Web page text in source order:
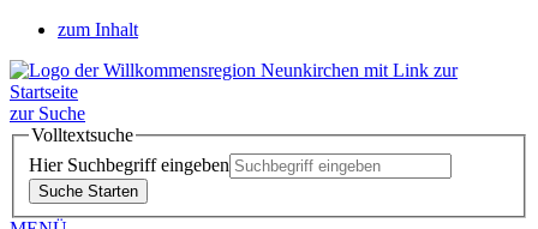
zum Inhalt
zur Suche
Volltextsuche
Hier Suchbegriff eingeben
Suche Starten